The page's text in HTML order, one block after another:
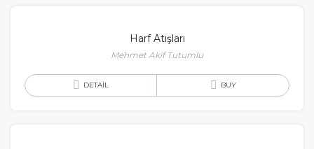
Harf Atışları
Mehmet Akif Tutumlu
DETAIL BUY